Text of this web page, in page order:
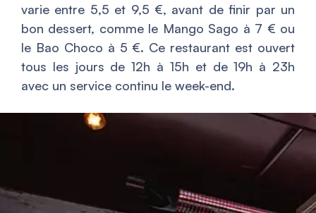
varie entre 5,5 et 9,5 €, avant de finir par un
bon dessert, comme le Mango Sago à 7 € ou
le Bao Choco à 5 €. Ce restaurant est ouvert
tous les jours de 12h à 15h et de 19h à 23h
avec un service continu le week-end.